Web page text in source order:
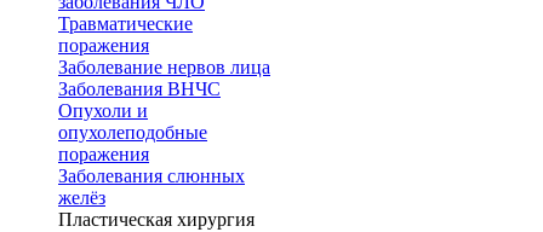
Травматические
поражения
Заболевание нервов лица
Заболевания ВНЧС
Опухоли и
опухолеподобные
поражения
Заболевания слюнных
желёз
Пластическая хирургия